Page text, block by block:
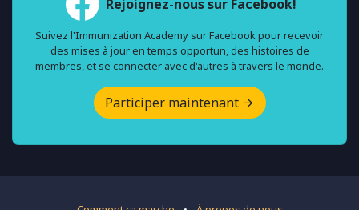
Rejoignez-nous sur Facebook!
Suivez l'Immunization Academy sur Facebook pour recevoir
des mises à jour en temps opportun, des histoires de
membres, et se connecter avec d'autres à travers le monde.
Participer maintenant